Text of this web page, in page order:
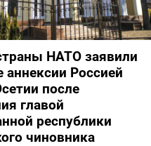
НАТО заявили
аннексии Россией
после
главой
республики
чиновника